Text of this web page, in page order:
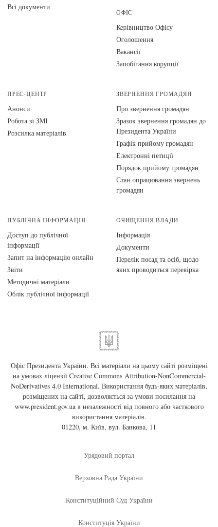
Всі документи
ОФІС
Керівництво Офісу
Оголошення
Вакансії
Запобігання корупції
ПРЕС-ЦЕНТР
Анонси
Робота зі ЗМІ
Розсилка матеріалів
ЗВЕРНЕННЯ ГРОМАДЯН
Про звернення громадян
Зразок звернення громадян до
Президента України
Графік прийому громадян
Електронні петиції
Порядок прийому громадян
Стан опрацювання звернень
громадян
ПУБЛІЧНА ІНФОРМАЦІЯ
Доступ до публічної
інформації
Запит на інформацію онлайн
Звіти
Методичні матеріали
Облік публічної інформації
ОЧИЩЕННЯ ВЛАДИ
Інформація
Документи
Перелік посад та осіб, щодо
яких проводиться перевірка
Офіс Президента України. Всі матеріали на цьому сайті розміщені
на умовах ліцензії Creative Commons Attribution-NonCommercial-
NoDerivatives 4.0 International. Використання будь-яких матеріалів,
розміщених на сайті, дозволяється за умови посилання на
www.president.gov.uaв незалежності від повного або часткового
використання матеріалів.
01220, м. Київ, вул. Банкова, 11
Урядовий портал
Верховна Рада України
Конституційний Суд України
Конституція України